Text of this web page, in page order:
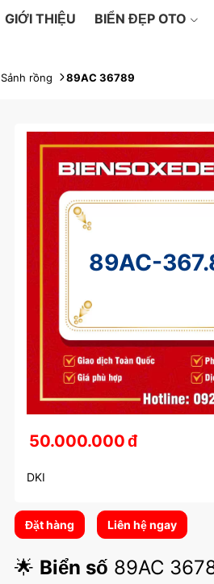
GIỚI THIỆU BIỂN ĐẸP OTO
Sảnh rồng 89AC 36789
89AC-
50.000.000đ
DKI
Đặt hàng Liên hệ ngay
🌟 Biển số 89AC